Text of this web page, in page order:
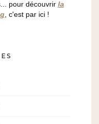
pour découvrir la
, c'est par ici !